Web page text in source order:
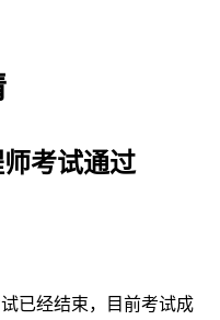
考试通过
已经结束，目前考试成